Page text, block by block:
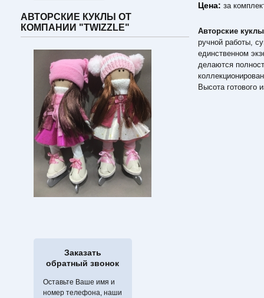
АВТОРСКИЕ КУКЛЫ ОТ
КОМПАНИИ "TWIZZLE"
Заказать
обратный звонок
Оставьте Ваше имя и
номер телефона, наши
Цена:за
Авторские
ручной работы,
единственном
делаются
Высота готового